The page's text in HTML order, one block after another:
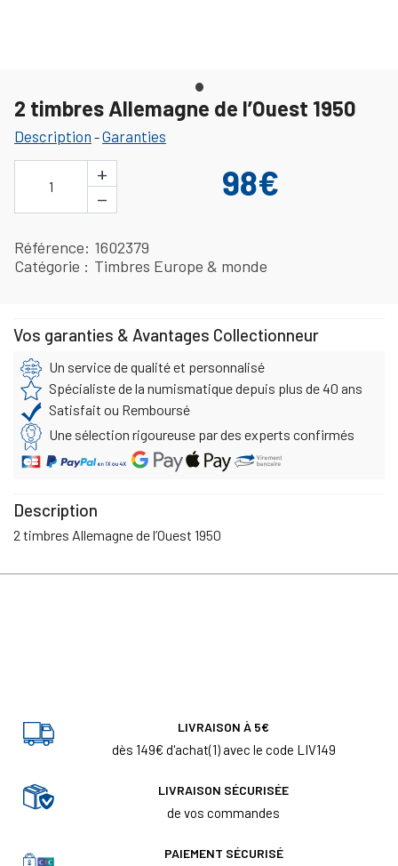
2 timbres Allemagne de l’Ouest 1950
Description -Garanties
1
+
−
98€
Référence 1602379
Catégorie
Timbres Europe & monde
Vos garanties & Avantages Collectionneur
Un service de qualité et personnalisé
Spécialiste de la numismatique depuis plus de 40 ans
Satisfait ou Remboursé
Une sélection rigoureuse par des experts confirmés
Description
2 timbres Allemagne de l’Ouest 1950
LIVRAISON À 5€
dès 149€ d'achat(1) avec le code LIV149
LIVRAISON SÉCURISÉE
de vos commandes
PAIEMENT SÉCURISÉ